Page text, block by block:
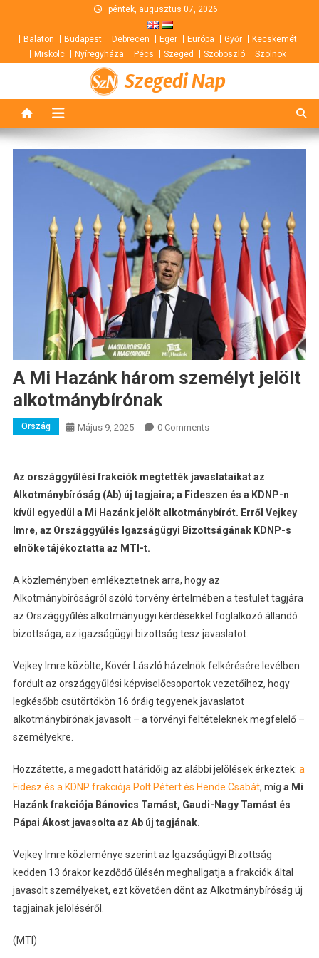
content
péntek, augusztus 07, 2026
Balaton Budapest Debrecen Eger Európa Győr
Kecskemét
Miskolc
Nyíregyháza Pécs Szeged Szoboszló Szolnok
Szegedi Nap
A Mi Hazánk három személyt jelölt
alkotmánybírónak
Ország Május 9, 2025 0 Comments
Az országgyűlési frakciók megtették javaslataikat az
Alkotmánybíróság (Ab) új tagjaira; a Fideszen és a KDNP-n
kívül egyedül a Mi Hazánk jelölt alkotmánybírót. Erről Vejkey
Imre, az Országgyűlés Igazságügyi Bizottságának KDNP-s
elnöke tájékoztatta az MTI-t.
A közleményben emlékeztetnek arra, hogy az
Alkotmánybíróságról szóló törvény értelmében a testület tagjára
az Országgyűlés alkotmányügyi kérdésekkel foglalkozó állandó
bizottsága, az igazságügyi bizottság tesz javaslatot.
Vejkey Imre közölte, Kövér László házelnök felkérésére levélben
fordult az országgyűlési képviselőcsoportok vezetőihez, hogy
legkésőbb csütörtökön 16 óráig tegyenek javaslatot
alkotmánybírónak javasolt – a törvényi feltételeknek megfelelő –
személyekre.
Hozzátette, a megadott határidőig az alábbi jelölések érkeztek: a
Fidesz és a KDNP frakciója Polt Pétert és Hende Csabát, míg a Mi
Hazánk frakciója Bánovics Tamást, Gaudi-Nagy Tamást és
Pápai Ákost javasolta az Ab új tagjának.
Vejkey Imre közleménye szerint az Igazságügyi Bizottság
kedden 13 órakor kezdődő ülésén meghallgatja a frakciók által
javasolt személyeket, ezt követően dönt az Alkotmánybíróság új
tagjainak jelöléséről.
(MTI)